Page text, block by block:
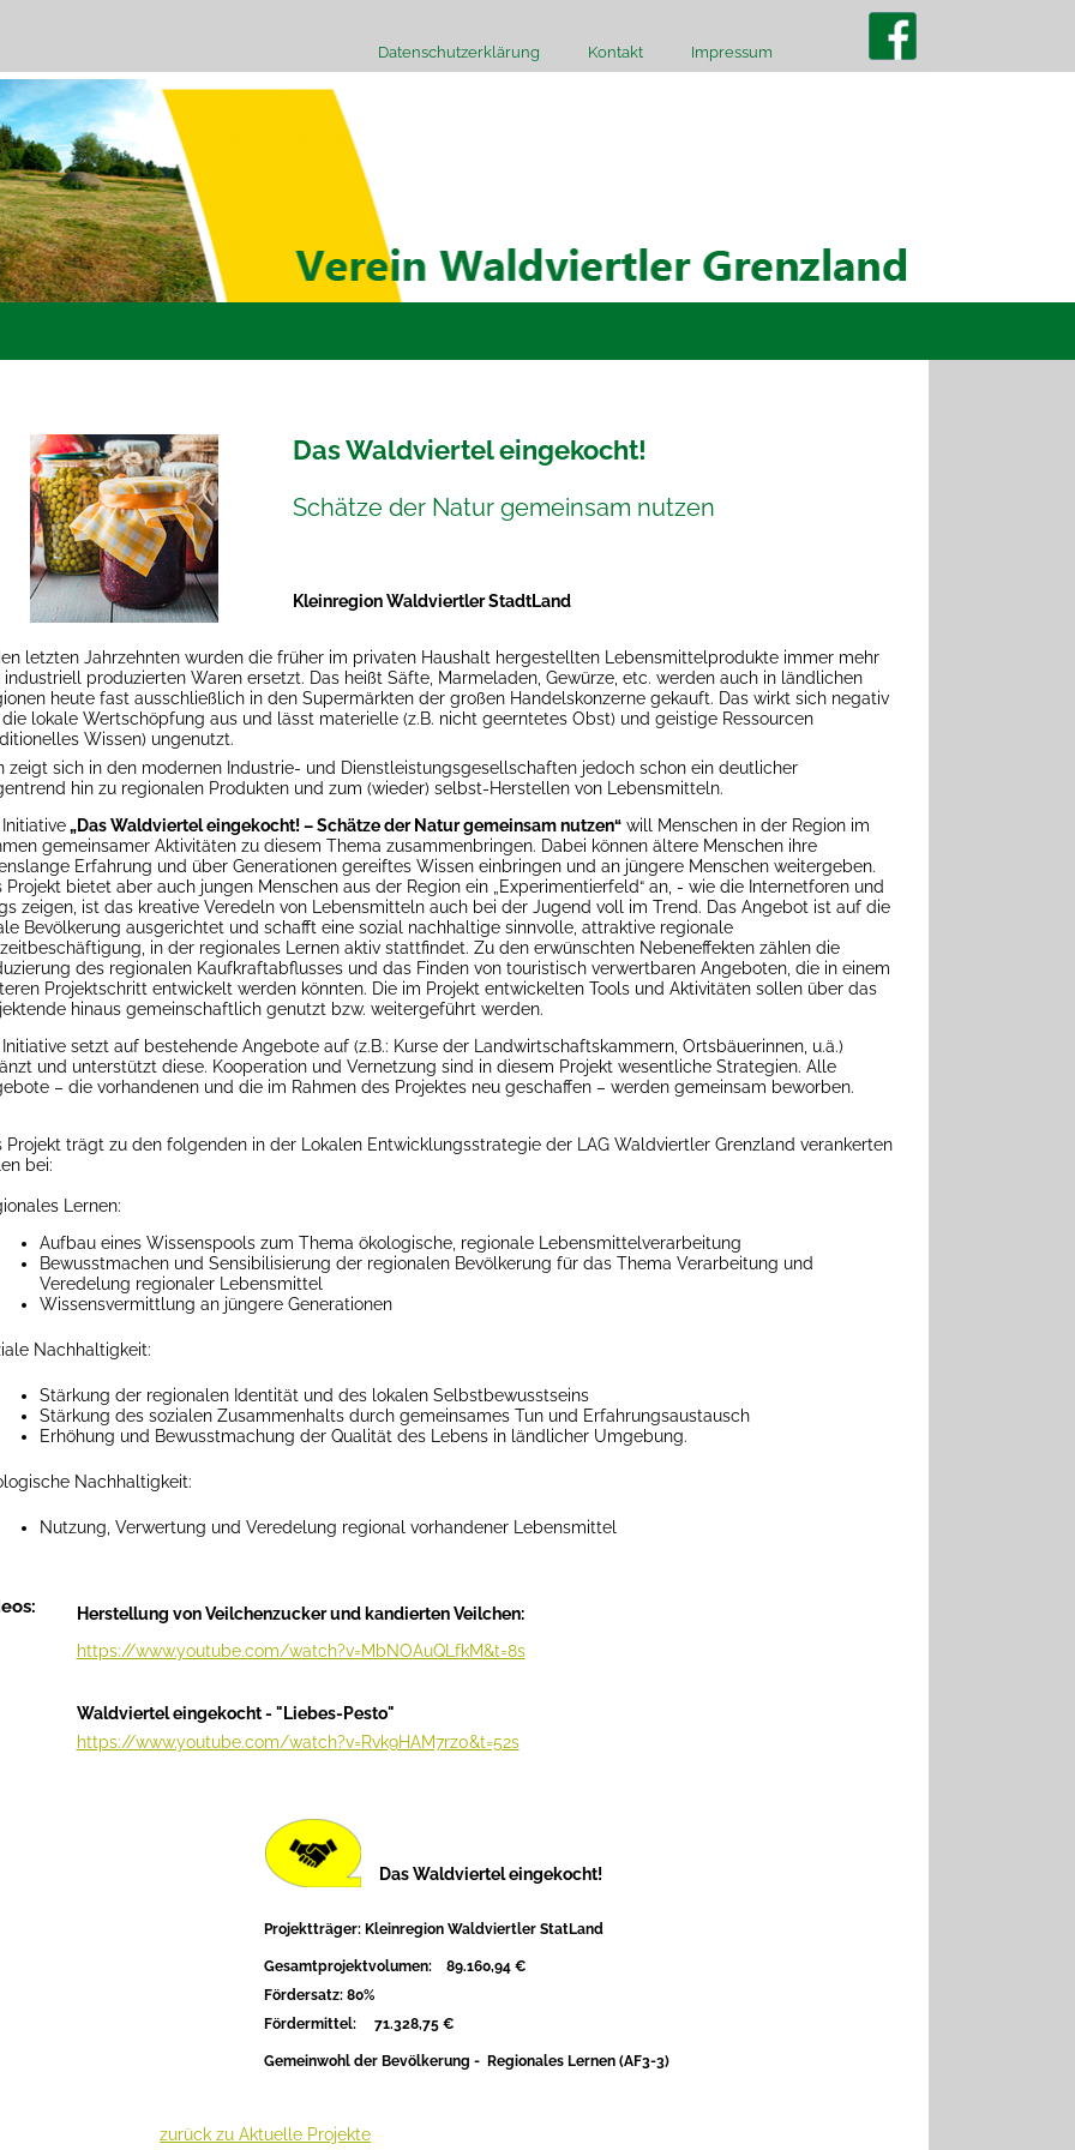
Impressum
Kontakt
Datenschutzerklärung
Das Waldviertel eingekocht!
Schätze der Natur gemeinsam nutzen
Kleinregion Waldviertler StadtLand
letzten Jahrzehnten wurden die früher im privaten Haushalt hergestellten Lebensmittelprodukte immer mehr
industriell produzierten Waren ersetzt. Das heißt Säfte, Marmeladen, Gewürze, etc. werden auch in ländlichen
heute fast ausschließlich in den Supermärkten der großen Handelskonzerne gekauft. Das wirkt sich negativ
lokale Wertschöpfung aus und lässt materielle (z.B. nicht geerntetes Obst) und geistige Ressourcen
Wissen) ungenutzt.
zeigt sich in den modernen Industrie- und Dienstleistungsgesellschaften jedoch schon ein deutlicher
hin zu regionalen Produkten und zum (wieder) selbst-Herstellen von Lebensmitteln.
Initiative„Das Waldviertel eingekocht! – Schätze der Natur gemeinsam nutzen“will Menschen in der Region im
gemeinsamer Aktivitäten zu diesem Thema zusammenbringen. Dabei können ältere Menschen ihre
Erfahrung und über Generationen gereiftes Wissen einbringen und an jüngere Menschen weitergeben.
Projekt bietet aber auch jungen Menschen aus der Region ein „Experimentierfeld“ an, - wie die Internetforen und
zeigen, ist das kreative Veredeln von Lebensmitteln auch bei der Jugend voll im Trend. Das Angebot ist auf die
Bevölkerung ausgerichtet und schafft eine sozial nachhaltige sinnvolle, attraktive regionale
in der regionales Lernen aktiv stattfindet. Zu den erwünschten Nebeneffekten zählen die
des regionalen Kaufkraftabflusses und das Finden von touristisch verwertbaren Angeboten, die in einem
Projektschritt entwickelt werden könnten. Die im Projekt entwickelten Tools und Aktivitäten sollen über das
hinaus gemeinschaftlich genutzt bzw. weitergeführt werden.
Initiative setzt auf bestehende Angebote auf (z.B.: Kurse der Landwirtschaftskammern, Ortsbäuerinnen, u.ä.)
und unterstützt diese. Kooperation und Vernetzung sind in diesem Projekt wesentliche Strategien. Alle
– die vorhandenen und die im Rahmen des Projektes neu geschaffen – werden gemeinsam beworben.
Projekt trägt zu den folgenden in der Lokalen Entwicklungsstrategie der LAG Waldviertler Grenzland verankerten
bei:
Lernen:
Aufbau eines Wissenspools zum Thema ökologische, regionale Lebensmittelverarbeitung
Bewusstmachen und Sensibilisierung der regionalen Bevölkerung für das Thema Verarbeitung und
Veredelung regionaler Lebensmittel
Wissensvermittlung an jüngere Generationen
Nachhaltigkeit:
Stärkung der regionalen Identität und des lokalen Selbstbewusstseins
Stärkung des sozialen Zusammenhalts durch gemeinsames Tun und Erfahrungsaustausch
Erhöhung und Bewusstmachung der Qualität des Lebens in ländlicher Umgebung.
Nachhaltigkeit:
Nutzung, Verwertung und Veredelung regional vorhandener Lebensmittel
Herstellung von Veilchenzucker und kandierten Veilchen:
https://www.youtube.com/watch?v=MbNOAuQLfkM&t=8s
Waldviertel eingekocht - "Liebes-Pesto"
https://www.youtube.com/watch?v=Rvk9HAM7rz0&t=52s
Das Waldviertel eingekocht!
Projektträger: Kleinregion Waldviertler StatLand
Gesamtprojektvolumen: 89.160,94 €
Fördersatz: 80%
Fördermittel: 71.328,75 €
Gemeinwohl der Bevölkerung - Regionales Lernen (AF3-3)
zurück zu Aktuelle Projekte